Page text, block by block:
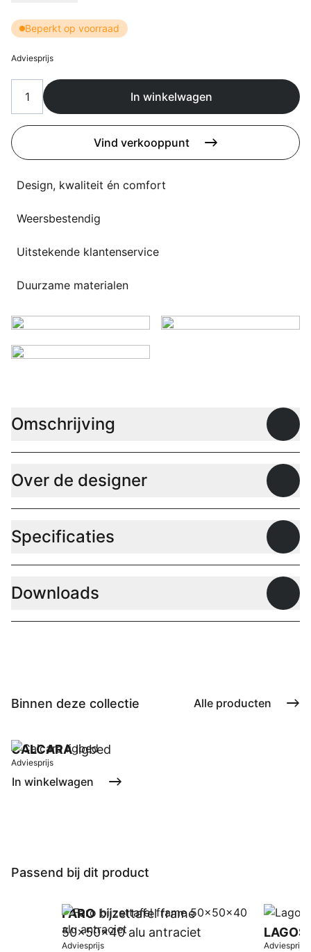
Deals
Flagship stores
Contact
3D modellen
Support
Nieuws
Taalkeuze
Beperkt op voorraad
Adviesprijs
In winkelwagen
Vind verkooppunt
Design, kwaliteit én comfort
Weersbestendig
Uitstekende klantenservice
Duurzame materialen
Omschrijving
Over de designer
Specificaties
Downloads
Binnen deze collectie Alle producten
CALCARAligbed
Adviesprijs
In winkelwagen
Passend bij dit product
FARObijzettafel frame
50x50x40 alu antraciet
Adviesprijs
LAGOS
Adviesprijs